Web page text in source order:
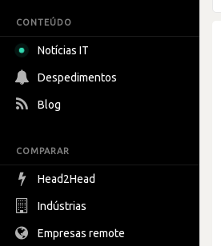
CONTEÚDO
Notícias IT
Despedimentos
Blog
COMPARAR
Head2Head
Indústrias
Empresas remote